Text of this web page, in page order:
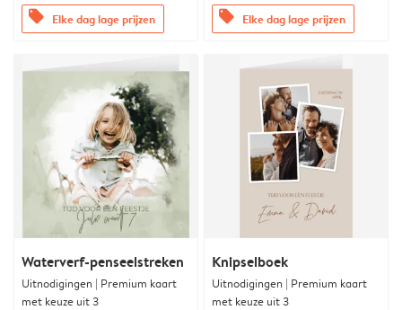
offers Elke dag lage prijzen offers Elke dag lage prijzen
Waterverf-penseelstreken
Uitnodigingen | Premium kaart
met keuze uit 3
Knipselboek
Uitnodigingen | Premium kaart
met keuze uit 3